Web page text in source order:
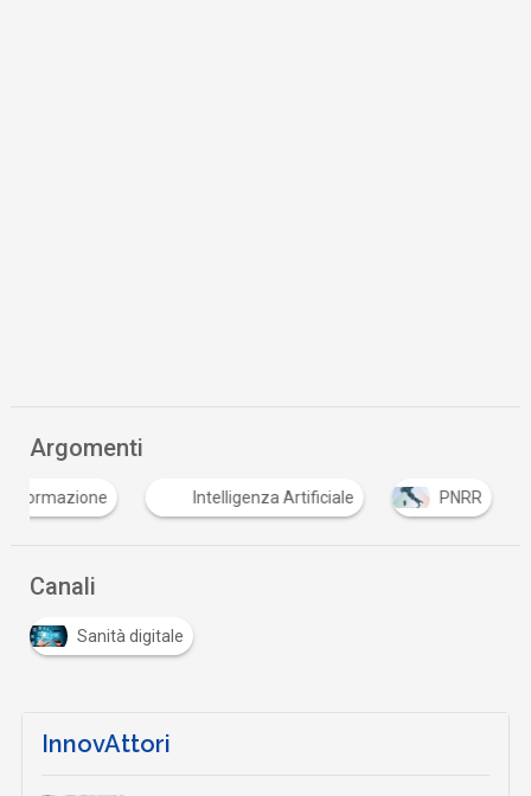
Argomenti
formazione Intelligenza Artificiale PNRR
Canali
Sanità digitale
InnovAttori